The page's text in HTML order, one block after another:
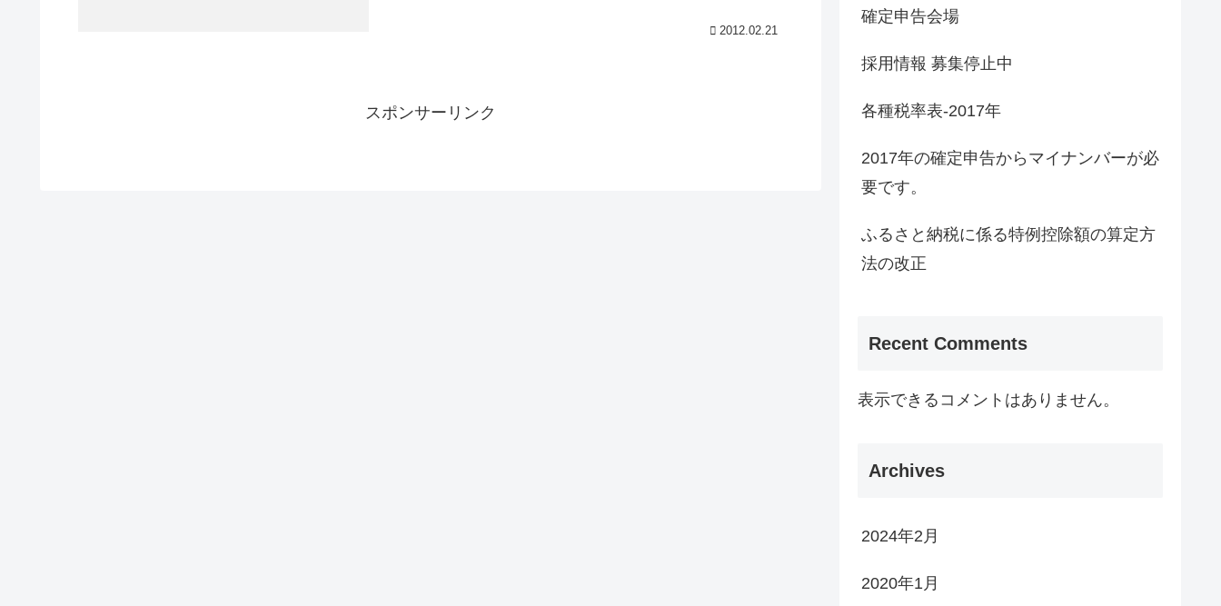
2012.02.21
スポンサーリンク
確定申告会場
採用情報 募集停止中
各種税率表-2017年
2017年の確定申告からマイナンバーが必
要です。
ふるさと納税に係る特例控除額の算定方
法の改正
Recent Comments
表示できるコメントはありません。
Archives
2024年2月
2020年1月